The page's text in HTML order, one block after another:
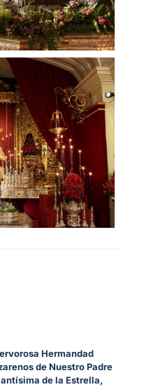
Hermandad
de Nuestro Padre
de la Estrella,